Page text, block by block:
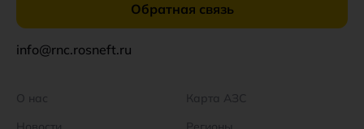
Обратная связь
info@rnc.rosneft.ru
О нас
Карта АЗС